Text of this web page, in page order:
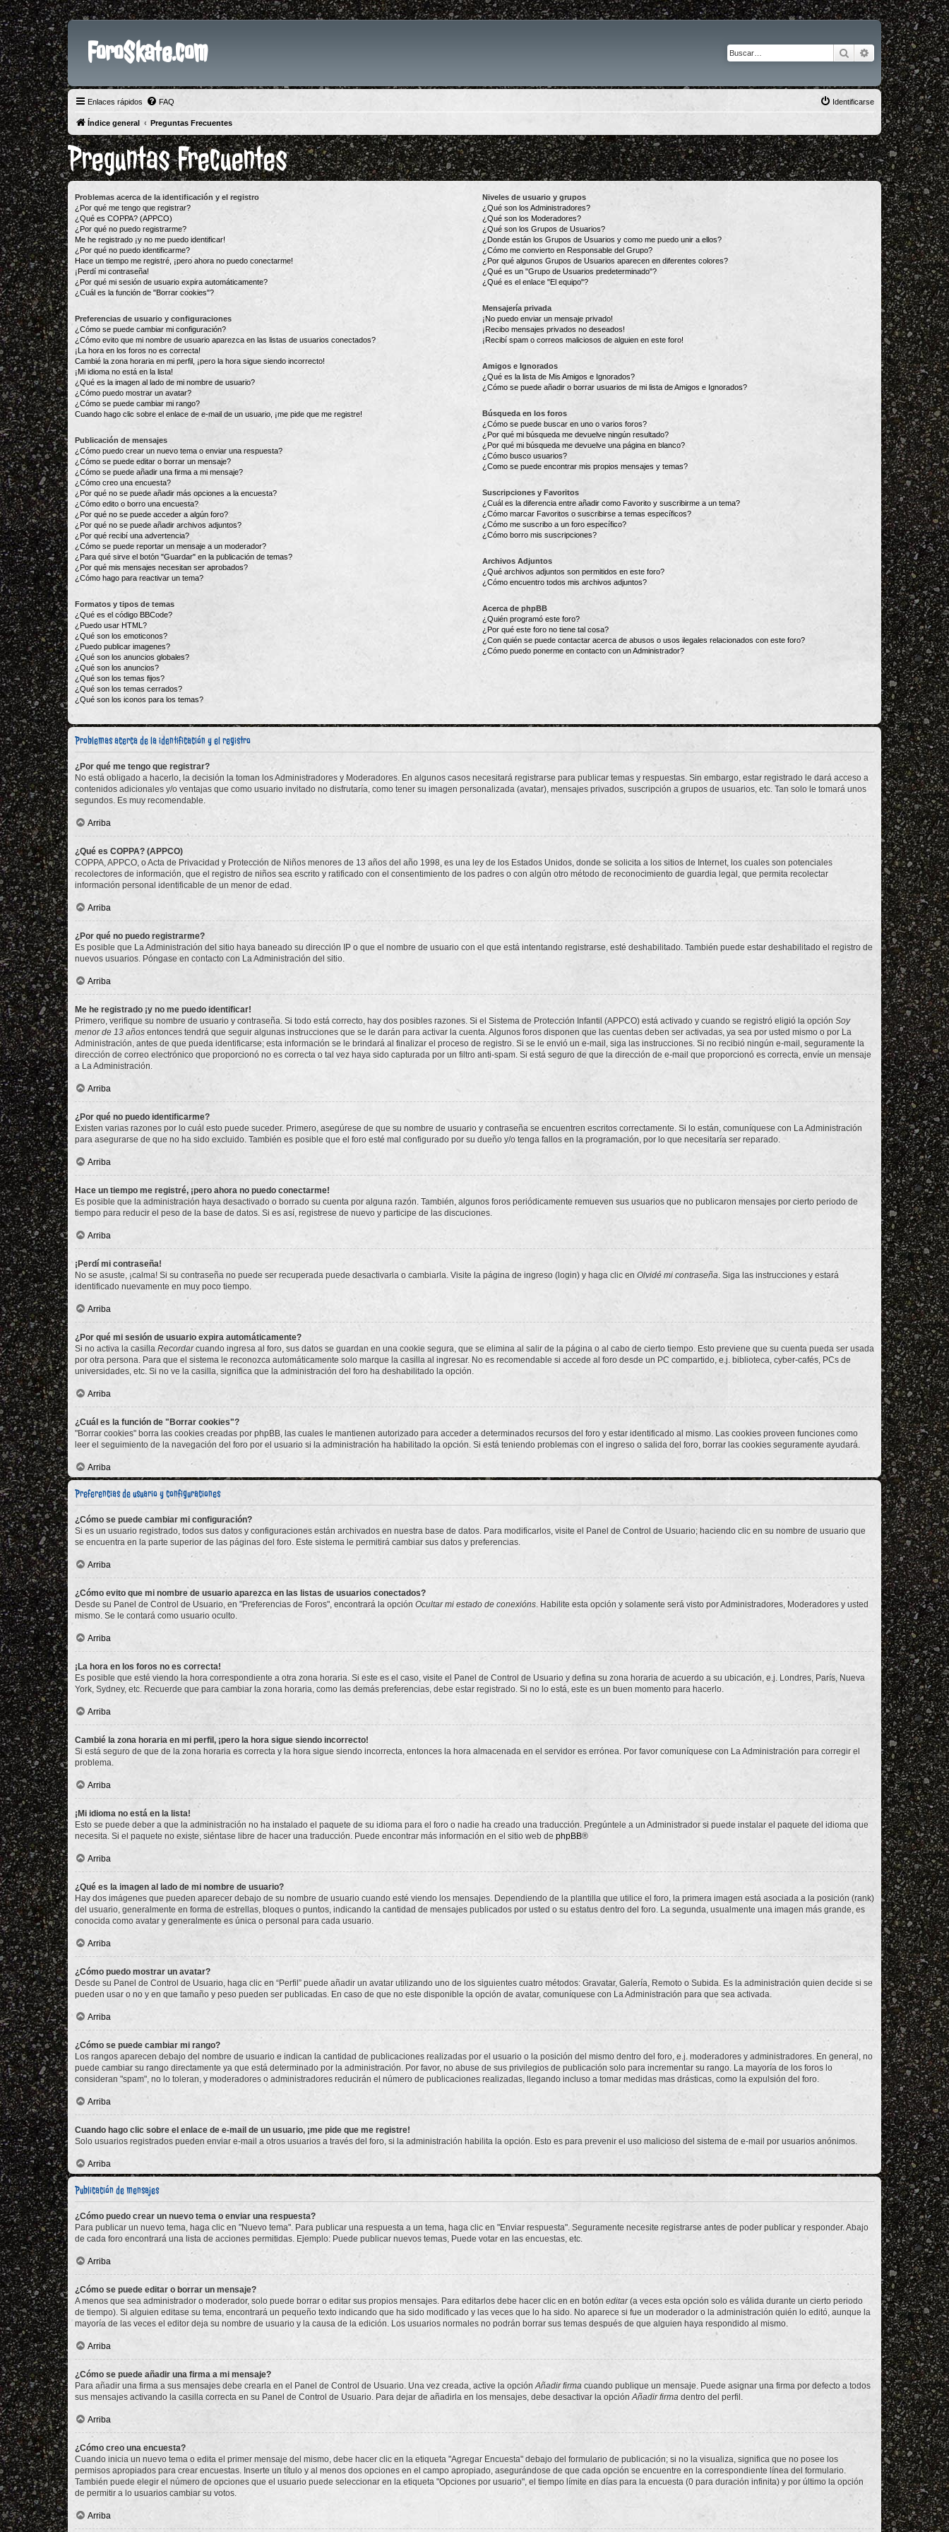
ForoSkate.com Buscar Búsqueda
Enlaces rápidos FAQ Identificarse
Índice general Preguntas Frecuentes
Preguntas Frecuentes
Problemas acerca de la identificación y el registro
¿Por qué me tengo que registrar?
¿Qué es COPPA? (APPCO)
¿Por qué no puedo registrarme?
Me he registrado ¡y no me puedo identificar!
¿Por qué no puedo identificarme?
Hace un tiempo me registré, ¡pero ahora no puedo conectarme!
¡Perdí mi contraseña!
¿Por qué mi sesión de usuario expira automáticamente?
¿Cuál es la función de "Borrar cookies"?
Preferencias de usuario y configuraciones
¿Cómo se puede cambiar mi configuración?
¿Cómo evito que mi nombre de usuario aparezca en las listas de usuarios conectados?
¡La hora en los foros no es correcta!
Cambié la zona horaria en mi perfil, ¡pero la hora sigue siendo incorrecto!
¡Mi idioma no está en la lista!
¿Qué es la imagen al lado de mi nombre de usuario?
¿Cómo puedo mostrar un avatar?
¿Cómo se puede cambiar mi rango?
Cuando hago clic sobre el enlace de e-mail de un usuario, ¡me pide que me registre!
Publicación de mensajes
¿Cómo puedo crear un nuevo tema o enviar una respuesta?
¿Cómo se puede editar o borrar un mensaje?
¿Cómo se puede añadir una firma a mi mensaje?
¿Cómo creo una encuesta?
¿Por qué no se puede añadir más opciones a la encuesta?
¿Cómo edito o borro una encuesta?
¿Por qué no se puede acceder a algún foro?
¿Por qué no se puede añadir archivos adjuntos?
¿Por qué recibí una advertencia?
¿Cómo se puede reportar un mensaje a un moderador?
¿Para qué sirve el botón "Guardar" en la publicación de temas?
¿Por qué mis mensajes necesitan ser aprobados?
¿Cómo hago para reactivar un tema?
Formatos y tipos de temas
¿Qué es el código BBCode?
¿Puedo usar HTML?
¿Qué son los emoticonos?
¿Puedo publicar imagenes?
¿Qué son los anuncios globales?
¿Qué son los anuncios?
¿Qué son los temas fijos?
¿Qué son los temas cerrados?
¿Qué son los iconos para los temas?
Niveles de usuario y grupos
¿Qué son los Administradores?
¿Qué son los Moderadores?
¿Qué son los Grupos de Usuarios?
¿Donde están los Grupos de Usuarios y como me puedo unir a ellos?
¿Cómo me convierto en Responsable del Grupo?
¿Por qué algunos Grupos de Usuarios aparecen en diferentes colores?
¿Qué es un "Grupo de Usuarios predeterminado"?
¿Qué es el enlace "El equipo"?
Mensajería privada
¡No puedo enviar un mensaje privado!
¡Recibo mensajes privados no deseados!
¡Recibí spam o correos maliciosos de alguien en este foro!
Amigos e Ignorados
¿Qué es la lista de Mis Amigos e Ignorados?
¿Cómo se puede añadir o borrar usuarios de mi lista de Amigos e Ignorados?
Búsqueda en los foros
¿Cómo se puede buscar en uno o varios foros?
¿Por qué mi búsqueda me devuelve ningún resultado?
¿Por qué mi búsqueda me devuelve una página en blanco?
¿Cómo busco usuarios?
¿Como se puede encontrar mis propios mensajes y temas?
Suscripciones y Favoritos
¿Cuál es la diferencia entre añadir como Favorito y suscribirme a un tema?
¿Cómo marcar Favoritos o suscribirse a temas específicos?
¿Cómo me suscribo a un foro específico?
¿Cómo borro mis suscripciones?
Archivos Adjuntos
¿Qué archivos adjuntos son permitidos en este foro?
¿Cómo encuentro todos mis archivos adjuntos?
Acerca de phpBB
¿Quién programó este foro?
¿Por qué este foro no tiene tal cosa?
¿Con quién se puede contactar acerca de abusos o usos ilegales relacionados con este foro?
¿Cómo puedo ponerme en contacto con un Administrador?
Problemas acerca de la identificación y el registro
¿Por qué me tengo que registrar?
No está obligado a hacerlo, la decisión la toman los Administradores y Moderadores. En algunos casos necesitará registrarse para publicar temas y respuestas. Sin embargo, estar registrado le dará acceso a
contenidos adicionales y/o ventajas que como usuario invitado no disfrutaría, como tener su imagen personalizada (avatar), mensajes privados, suscripción a grupos de usuarios, etc. Tan solo le tomará unos
segundos. Es muy recomendable.
Arriba
¿Qué es COPPA? (APPCO)
COPPA, APPCO, o Acta de Privacidad y Protección de Niños menores de 13 años del año 1998, es una ley de los Estados Unidos, donde se solicita a los sitios de Internet, los cuales son potenciales
recolectores de información, que el registro de niños sea escrito y ratificado con el consentimiento de los padres o con algún otro método de reconocimiento de guardia legal, que permita recolectar
información personal identificable de un menor de edad.
Arriba
¿Por qué no puedo registrarme?
Es posible que La Administración del sitio haya baneado su dirección IP o que el nombre de usuario con el que está intentando registrarse, esté deshabilitado. También puede estar deshabilitado el registro de
nuevos usuarios. Póngase en contacto con La Administración del sitio.
Arriba
Me he registrado ¡y no me puedo identificar!
Primero, verifique su nombre de usuario y contraseña. Si todo está correcto, hay dos posibles razones. Si el Sistema de Protección Infantil (APPCO) está activado y cuando se registró eligió la opción Soy
menor de 13 años entonces tendrá que seguir algunas instrucciones que se le darán para activar la cuenta. Algunos foros disponen que las cuentas deben ser activadas, ya sea por usted mismo o por La
Administración, antes de que pueda identificarse; esta información se le brindará al finalizar el proceso de registro. Si se le envió un e-mail, siga las instrucciones. Si no recibió ningún e-mail, seguramente la
dirección de correo electrónico que proporcionó no es correcta o tal vez haya sido capturada por un filtro anti-spam. Si está seguro de que la dirección de e-mail que proporcionó es correcta, envíe un mensaje
a La Administración.
Arriba
¿Por qué no puedo identificarme?
Existen varias razones por lo cuál esto puede suceder. Primero, asegúrese de que su nombre de usuario y contraseña se encuentren escritos correctamente. Si lo están, comuníquese con La Administración
para asegurarse de que no ha sido excluido. También es posible que el foro esté mal configurado por su dueño y/o tenga fallos en la programación, por lo que necesitaría ser reparado.
Arriba
Hace un tiempo me registré, ¡pero ahora no puedo conectarme!
Es posible que la administración haya desactivado o borrado su cuenta por alguna razón. También, algunos foros periódicamente remueven sus usuarios que no publicaron mensajes por cierto periodo de
tiempo para reducir el peso de la base de datos. Si es así, registrese de nuevo y participe de las discuciones.
Arriba
¡Perdí mi contraseña!
No se asuste, ¡calma! Si su contraseña no puede ser recuperada puede desactivarla o cambiarla. Visite la página de ingreso (login) y haga clic en Olvidé mi contraseña . Siga las instrucciones y estará
identificado nuevamente en muy poco tiempo.
Arriba
¿Por qué mi sesión de usuario expira automáticamente?
Si no activa la casilla Recordarcuando ingresa al foro, sus datos se guardan en una cookie segura, que se elimina al salir de la página o al cabo de cierto tiempo. Esto previene que su cuenta pueda ser usada
por otra persona. Para que el sistema le reconozca automáticamente solo marque la casilla al ingresar. No es recomendable si accede al foro desde un PC compartido, e.j. biblioteca, cyber-cafés, PCs de
universidades, etc. Si no ve la casilla, significa que la administración del foro ha deshabilitado la opción.
Arriba
¿Cuál es la función de "Borrar cookies"?
"Borrar cookies" borra las cookies creadas por phpBB, las cuales le mantienen autorizado para acceder a determinados recursos del foro y estar identificado al mismo. Las cookies proveen funciones como
leer el seguimiento de la navegación del foro por el usuario si la administración ha habilitado la opción. Si está teniendo problemas con el ingreso o salida del foro, borrar las cookies seguramente ayudará.
Arriba
Preferencias de usuario y configuraciones
¿Cómo se puede cambiar mi configuración?
Si es un usuario registrado, todos sus datos y configuraciones están archivados en nuestra base de datos. Para modificarlos, visite el Panel de Control de Usuario; haciendo clic en su nombre de usuario que
se encuentra en la parte superior de las páginas del foro. Este sistema le permitirá cambiar sus datos y preferencias.
Arriba
¿Cómo evito que mi nombre de usuario aparezca en las listas de usuarios conectados?
Desde su Panel de Control de Usuario, en "Preferencias de Foros", encontrará la opción Ocultar mi estado de conexións . Habilite esta opción y solamente será visto por Administradores, Moderadores y usted
mismo. Se le contará como usuario oculto.
Arriba
¡La hora en los foros no es correcta!
Es posible que esté viendo la hora correspondiente a otra zona horaria. Si este es el caso, visite el Panel de Control de Usuario y defina su zona horaria de acuerdo a su ubicación, e.j. Londres, París, Nueva
York, Sydney, etc. Recuerde que para cambiar la zona horaria, como las demás preferencias, debe estar registrado. Si no lo está, este es un buen momento para hacerlo.
Arriba
Cambié la zona horaria en mi perfil, ¡pero la hora sigue siendo incorrecto!
Si está seguro de que de la zona horaria es correcta y la hora sigue siendo incorrecta, entonces la hora almacenada en el servidor es errónea. Por favor comuníquese con La Administración para corregir el
problema.
Arriba
¡Mi idioma no está en la lista!
Esto se puede deber a que la administración no ha instalado el paquete de su idioma para el foro o nadie ha creado una traducción. Pregúntele a un Administrador si puede instalar el paquete del idioma que
necesita. Si el paquete no existe, siéntase libre de hacer una traducción. Puede encontrar más información en el sitio web de phpBB®
Arriba
¿Qué es la imagen al lado de mi nombre de usuario?
Hay dos imágenes que pueden aparecer debajo de su nombre de usuario cuando esté viendo los mensajes. Dependiendo de la plantilla que utilice el foro, la primera imagen está asociada a la posición (rank)
del usuario, generalmente en forma de estrellas, bloques o puntos, indicando la cantidad de mensajes publicados por usted o su estatus dentro del foro. La segunda, usualmente una imagen más grande, es
conocida como avatar y generalmente es única o personal para cada usuario.
Arriba
¿Cómo puedo mostrar un avatar?
Desde su Panel de Control de Usuario, haga clic en “Perfil” puede añadir un avatar utilizando uno de los siguientes cuatro métodos: Gravatar, Galería, Remoto o Subida. Es la administración quien decide si se
pueden usar o no y en que tamaño y peso pueden ser publicadas. En caso de que no este disponible la opción de avatar, comuníquese con La Administración para que sea activada.
Arriba
¿Cómo se puede cambiar mi rango?
Los rangos aparecen debajo del nombre de usuario e indican la cantidad de publicaciones realizadas por el usuario o la posición del mismo dentro del foro, e.j. moderadores y administradores. En general, no
puede cambiar su rango directamente ya que está determinado por la administración. Por favor, no abuse de sus privilegios de publicación solo para incrementar su rango. La mayoría de los foros lo
consideran "spam", no lo toleran, y moderadores o administradores reducirán el número de publicaciones realizadas, llegando incluso a tomar medidas mas drásticas, como la expulsión del foro.
Arriba
Cuando hago clic sobre el enlace de e-mail de un usuario, ¡me pide que me registre!
Solo usuarios registrados pueden enviar e-mail a otros usuarios a través del foro, si la administración habilita la opción. Esto es para prevenir el uso malicioso del sistema de e-mail por usuarios anónimos.
Arriba
Publicación de mensajes
¿Cómo puedo crear un nuevo tema o enviar una respuesta?
Para publicar un nuevo tema, haga clic en "Nuevo tema". Para publicar una respuesta a un tema, haga clic en "Enviar respuesta". Seguramente necesite registrarse antes de poder publicar y responder. Abajo
de cada foro encontrará una lista de acciones permitidas. Ejemplo: Puede publicar nuevos temas, Puede votar en las encuestas, etc.
Arriba
¿Cómo se puede editar o borrar un mensaje?
A menos que sea administrador o moderador, solo puede borrar o editar sus propios mensajes. Para editarlos debe hacer clic en en botón editar(a veces esta opción solo es válida durante un cierto periodo
de tiempo). Si alguien editase su tema, encontrará un pequeño texto indicando que ha sido modificado y las veces que lo ha sido. No aparece si fue un moderador o la administración quién lo editó, aunque la
mayoría de las veces el editor deja su nombre de usuario y la causa de la edición. Los usuarios normales no podrán borrar sus temas después de que alguien haya respondido al mismo.
Arriba
¿Cómo se puede añadir una firma a mi mensaje?
Para añadir una firma a sus mensajes debe crearla en el Panel de Control de Usuario. Una vez creada, active la opción Añadir firma cuando publique un mensaje. Puede asignar una firma por defecto a todos
sus mensajes activando la casilla correcta en su Panel de Control de Usuario. Para dejar de añadirla en los mensajes, debe desactivar la opción Añadir firma dentro del perfil.
Arriba
¿Cómo creo una encuesta?
Cuando inicia un nuevo tema o edita el primer mensaje del mismo, debe hacer clic en la etiqueta "Agregar Encuesta" debajo del formulario de publicación; si no la visualiza, significa que no posee los
permisos apropiados para crear encuestas. Inserte un título y al menos dos opciones en el campo apropiado, asegurándose de que cada opción se encuentre en la correspondiente línea del formulario.
También puede elegir el número de opciones que el usuario puede seleccionar en la etiqueta "Opciones por usuario", el tiempo límite en días para la encuesta (0 para duración infinita) y por último la opción
de permitir a lo usuarios cambiar su votos.
Arriba